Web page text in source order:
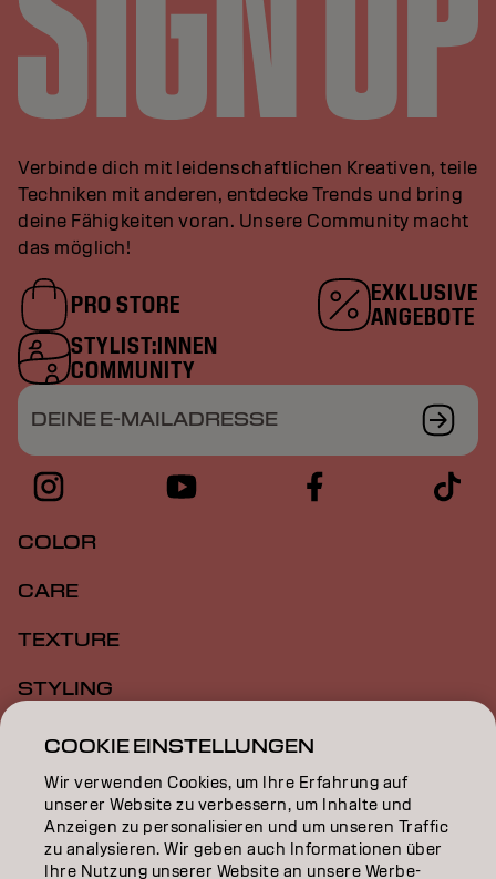
Verbinde dich mit leidenschaftlichen Kreativen, teile
Techniken mit anderen, entdecke Trends und bring
deine Fähigkeiten voran. Unsere Community macht
das möglich!
PRO STORE
EXKLUSIVE
ANGEBOTE
STYLIST:INNEN
COMMUNITY
DEINE E-MAILADRESSE
COLOR
CARE
TEXTURE
STYLING
INSPIRATION
EDUCATION
ÜBER
COOKIE EINSTELLUNGEN
Wir verwenden Cookies, um Ihre Erfahrung auf
unserer Website zu verbessern, um Inhalte und
Anzeigen zu personalisieren und um unseren Traffic
zu analysieren. Wir geben auch Informationen über
Ihre Nutzung unserer Website an unsere Werbe-